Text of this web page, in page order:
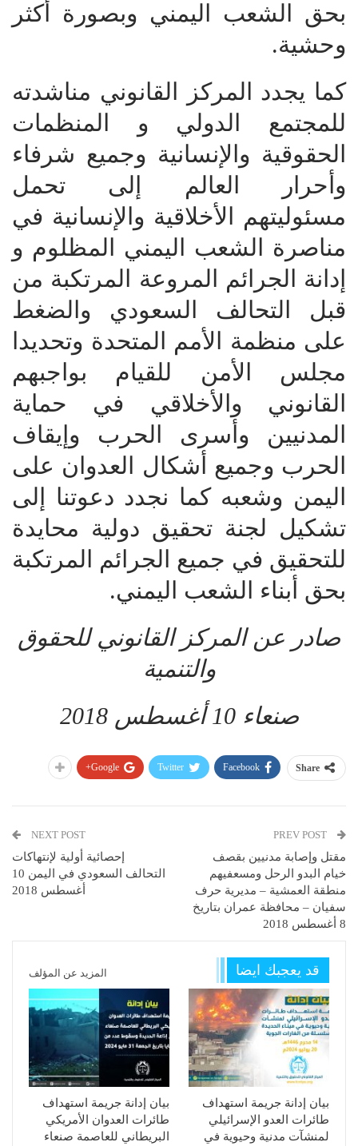
بحق الشعب اليمني وبصورة أكثر
وحشية.
كما يجدد المركز القانوني مناشدته
للمجتمع الدولي و المنظمات
الحقوقية والإنسانية وجميع شرفاء
وأحرار العالم إلى تحمل
مسئوليتهم الأخلاقية والإنسانية في
مناصرة الشعب اليمني المظلوم و
إدانة الجرائم المروعة المرتكبة من
قبل التحالف السعودي والضغط
على منظمة الأمم المتحدة وتحديدا
مجلس الأمن للقيام بواجبهم
القانوني والأخلاقي في حماية
المدنيين وأسرى الحرب وإيقاف
الحرب وجميع أشكال العدوان على
اليمن وشعبه كما نجدد دعوتنا إلى
تشكيل لجنة تحقيق دولية محايدة
للتحقيق في جميع الجرائم المرتكبة
بحق أبناء الشعب اليمني.
صادر عن المركز القانوني للحقوق
والتنمية
صنعاء 10 أغسطس 2018
Share
Facebook
Twitter
Google+
مقتل وإصابة مدنيين بقصف
خيام البدو الرحل ومسعفيهم
منطقة العمشية – مديرية حرف
سفيان – محافظة عمران بتاريخ
8 أغسطس 2018
NEXT POST
إحصائية أولية لإنتهاكات
التحالف السعودي في اليمن 10
أغسطس 2018
قد يعجبك ايضا المزيد عن المؤلف
بيان إدانة جريمة استهداف
طائرات العدو الإسرائيلي
لمنشآت مدنية وحيوية في
بيان إدانة جريمة استهداف
طائرات العدوان الأمريكي
البريطاني للعاصمة صنعاء